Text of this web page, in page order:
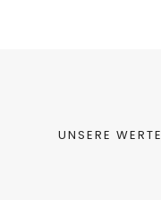
UNSERE WERTE